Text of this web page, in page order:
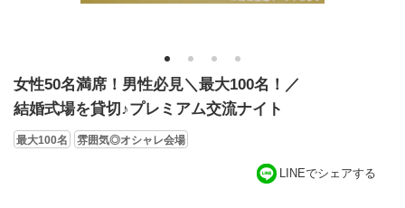
1 2 3 4
女性50名満席！男性必見＼最大100名！／
結婚式場を貸切♪プレミアム交流ナイト
最大100名 雰囲気◎オシャレ会場
LINEでシェアする